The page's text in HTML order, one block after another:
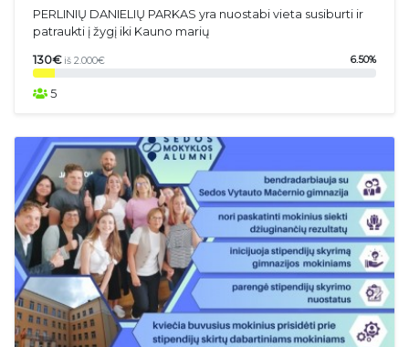
PERLINIŲ DANIELIŲ PARKAS yra nuostabi vieta susiburti ir
patraukti į žygį iki Kauno marių
130€ iš 2.000€ 6.50%
5